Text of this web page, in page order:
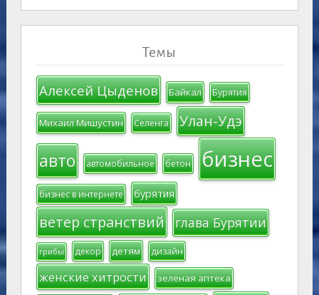
Темы
Алексей Цыденов Байкал Бурятия
Михаил Мишустин Селенга Улан-Удэ
авто автомобильное бетон бизнес
бизнес в интернете бурятия
ветер странствий глава Бурятии
грибы декор детям дизайн
женские хитрости зеленая аптека